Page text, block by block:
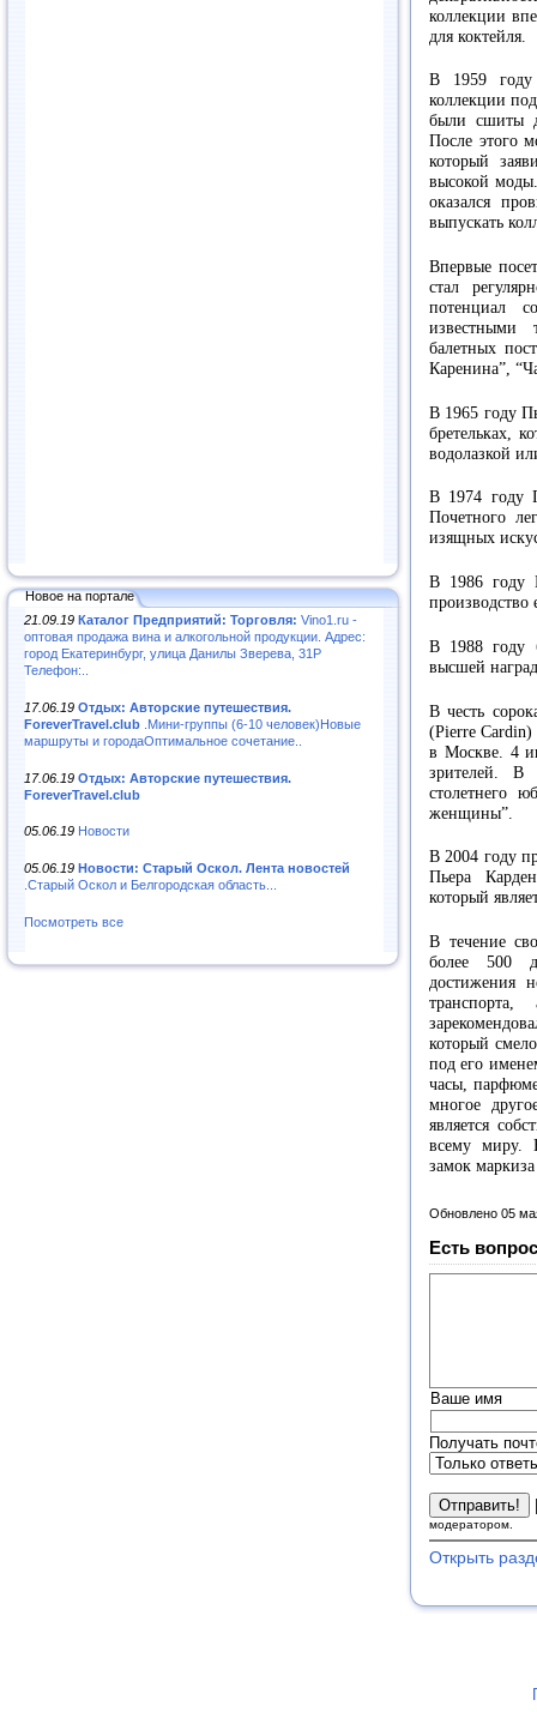
Новое на портале
21.09.19 Каталог Предприятий: Торговля: Vino1.ru -
оптовая продажа вина и алкогольной продукции. Адрес:
город Екатеринбург, улица Данилы Зверева, 31Р
Телефон:..
17.06.19 Отдых: Авторские путешествия.
ForeverTravel.club .Мини-группы (6-10 человек)Новые
маршруты и городаОптимальное сочетание..
17.06.19 Отдых: Авторские путешествия.
ForeverTravel.club
05.06.19 Новости
05.06.19 Новости: Старый Оскол. Лента новостей
.Старый Оскол и Белгородская область...
Посмотреть все
коллекции
для коктейля.
В 1959 году
коллекции
были сшиты
После этого
который
высокой
оказался
выпускать
Впервые
стал
потенциал
известными
балетных
Каренина”,
В 1965 году
бретельках,
водолазкой
В 1974 году
Почетного
изящных
В 1986 году
производство
В 1988 году
высшей
В честь
(Pierre Cardin)
в Москве. 4
зрителей. В
столетнего
женщины”.
В 2004 году
Пьера
который
В течение
более 500
достижения
который
под его
часы,
многое
является
всему миру.
замок
Обновлено 05
Есть
Ваше имя
Получать
модератором.
Открыть